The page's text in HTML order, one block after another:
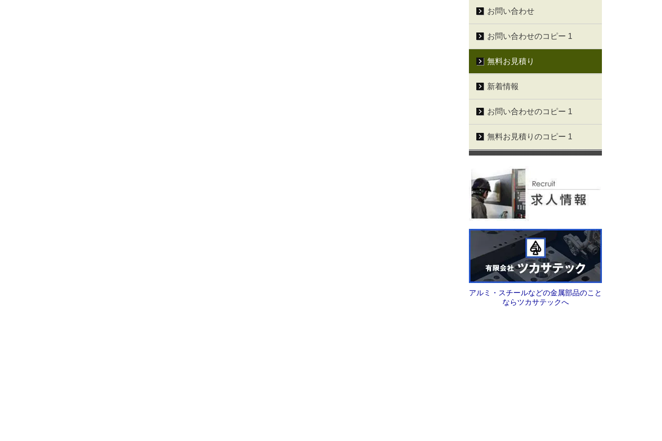
お問い合わせ
お問い合わせのコピー 1
無料お見積り
新着情報
お問い合わせのコピー 1
無料お見積りのコピー 1
アルミ・スチールなどの金属部品のこと
ならツカサテックへ